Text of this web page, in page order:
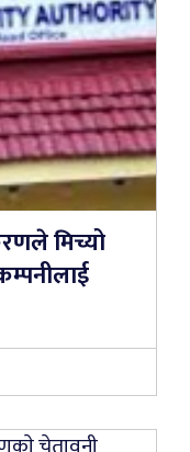
मिच्यो